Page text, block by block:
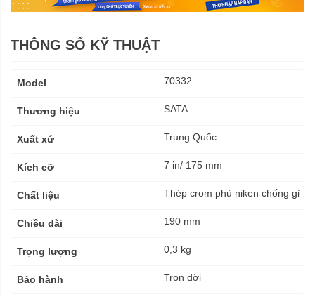
THÔNG SỐ KỸ THUẬT
kỹ
Model 70332
Thương hiệu SATA
Xuất xứ Trung Quốc
Kích cỡ 7 in/ 175 mm
Chất liệu Thép crom phủ niken chống gỉ
Chiều dài 190 mm
Trọng lượng 0,3 kg
Bảo hành Trọn đời